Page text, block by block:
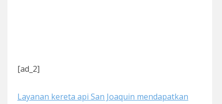
[ad_2]
Layanan kereta api San Joaquin mendapatkan